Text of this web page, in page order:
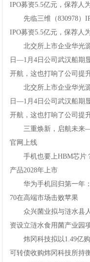
IPO募资5.5亿元，保荐人
先临三维（830978）
IPO募资5.5亿元，保荐人
北交所上市企业华光源
日—1月4日公司武汉船期
开航，这也打响了公司提
北交所上市企业华光源
日—1月4日公司武汉船期
开航，这也打响了公司提
三重焕新，启航未来
官网上线
手机也要上HBM芯片
产品2028年上市
华为手机回归第一年：
70在高端市场击败苹果
众兴菌业拟与涟水县人
资设立涟水食用菌产业园
炜冈科技拟以1.49亿购
可转债收购炜冈科技所持